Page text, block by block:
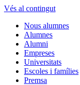
Vés al contingut
Nous alumnes
Alumnes
Alumni
Empreses
Universitats
Escoles i famílies
Premsa